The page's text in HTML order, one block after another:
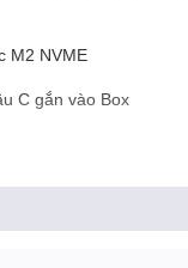
M2 NVME
C gắn vào Box
/ S,